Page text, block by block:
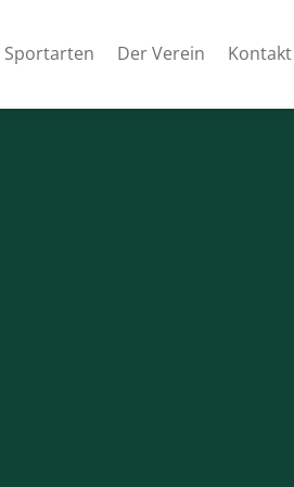
Sportarten Der Verein Kontakt